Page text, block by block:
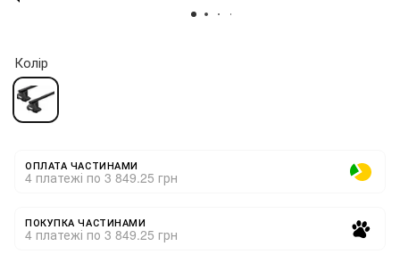
Колір
ОПЛАТА ЧАСТИНАМИ
4 платежі по 3 849.25 грн
ПОКУПКА ЧАСТИНАМИ
4 платежі по 3 849.25 грн